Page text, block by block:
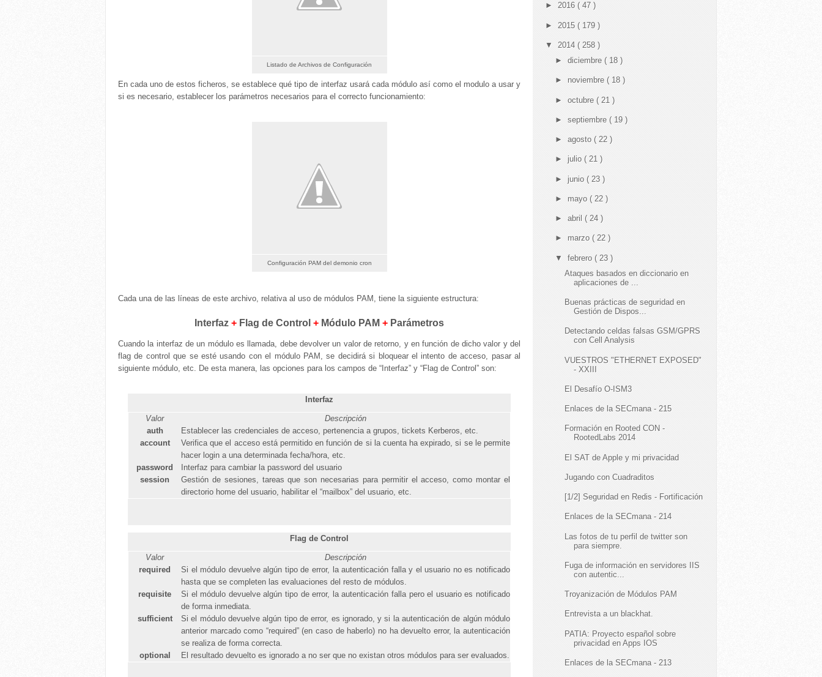
Listado de Archivos de Configuración
En cada uno de estos ficheros, se establece qué tipo de interfaz usará cada módulo así como el modulo a usar y
si es necesario, establecer los parámetros necesarios para el correcto funcionamiento:
Configuración PAM del demonio cron
Cada una de las líneas de este archivo, relativa al uso de módulos PAM, tiene la siguiente estructura:
Interfaz + Flag de Control + Módulo PAM + Parámetros
Cuando la interfaz de un módulo es llamada, debe devolver un valor de retorno, y en función de dicho valor y del
flag de control que se esté usando con el módulo PAM, se decidirá si bloquear el intento de acceso, pasar al
siguiente módulo, etc. De esta manera, las opciones para los campos de “Interfaz” y “Flag de Control” son:
Interfaz
Valor
Descripción
auth
Establecer las credenciales de acceso, pertenencia a grupos, tickets Kerberos, etc.
account
Verifica que el acceso está permitido en función de si la cuenta ha expirado, si se le permite
hacer login a una determinada fecha/hora, etc.
password
Interfaz para cambiar la password del usuario
session
Gestión de sesiones, tareas que son necesarias para permitir el acceso, como montar el
directorio home del usuario, habilitar el “mailbox” del usuario, etc.
Flag de Control
Valor
Descripción
required
Si el módulo devuelve algún tipo de error, la autenticación falla y el usuario no es notificado
hasta que se completen las evaluaciones del resto de módulos.
requisite
Si el módulo devuelve algún tipo de error, la autenticación falla pero el usuario es notificado
de forma inmediata.
sufficient
Si el módulo devuelve algún tipo de error, es ignorado, y si la autenticación de algún módulo
anterior marcado como “required” (en caso de haberlo) no ha devuelto error, la autenticación
se realiza de forma correcta.
optional
El resultado devuelto es ignorado a no ser que no existan otros módulos para ser evaluados.
► 2016 ( 47 )
► 2015 ( 179 )
▼ 2014 ( 258 )
► diciembre ( 18 )
► noviembre ( 18 )
► octubre ( 21 )
► septiembre ( 19 )
► agosto ( 22 )
► julio ( 21 )
► junio ( 23 )
► mayo ( 22 )
► abril ( 24 )
► marzo ( 22 )
▼ febrero ( 23 )
Ataques basados en diccionario en
aplicaciones de ...
Buenas prácticas de seguridad en
Gestión de Dispos...
Detectando celdas falsas GSM/GPRS
con Cell Analysis
VUESTROS "ETHERNET EXPOSED"
- XXIII
El Desafío O-ISM3
Enlaces de la SECmana - 215
Formación en Rooted CON -
RootedLabs 2014
El SAT de Apple y mi privacidad
Jugando con Cuadraditos
[1/2] Seguridad en Redis - Fortificación
Enlaces de la SECmana - 214
Las fotos de tu perfil de twitter son
para siempre.
Fuga de información en servidores IIS
con autentic...
Troyanización de Módulos PAM
Entrevista a un blackhat.
PATIA: Proyecto español sobre
privacidad en Apps IOS
Enlaces de la SECmana - 213